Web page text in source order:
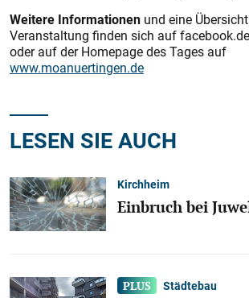
Weitere Informationen und eine
Veranstaltung finden sich auf
oder auf der Homepage des Tages auf
www.moanuertingen.de
LESEN SIE AUCH
Kirchheim
Einbruch bei
Städtebau